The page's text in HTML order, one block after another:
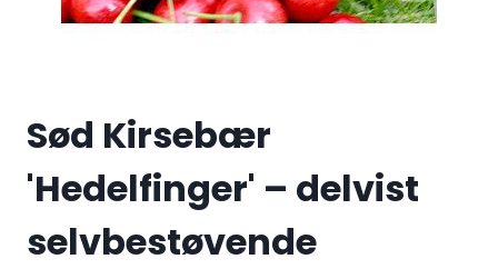
Sød Kirsebær
'Hedelfinger' – delvist
selvbestøvende